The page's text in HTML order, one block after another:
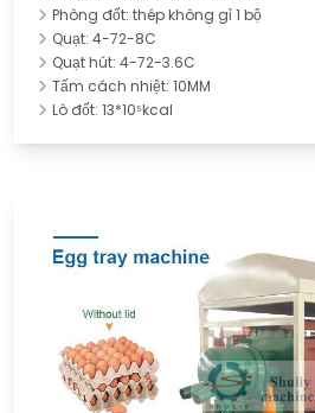
Phòng đốt: thép không gỉ 1 bộ
Quạt: 4-72-8C
Quạt hút: 4-72-3.6C
Tấm cách nhiệt: 10MM
Lò đốt: 13*10⁵kcal